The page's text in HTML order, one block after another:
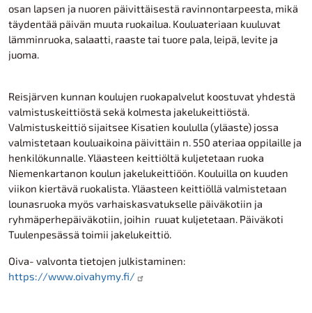
osan lapsen ja nuoren päivittäisestä ravinnontarpeesta, mikä
täydentää päivän muuta ruokailua. Kouluateriaan kuuluvat
lämminruoka, salaatti, raaste tai tuore pala, leipä, levite ja
juoma.
Reisjärven kunnan koulujen ruokapalvelut koostuvat yhdestä
valmistuskeittiöstä sekä kolmesta jakelukeittiöstä.
Valmistuskeittiö sijaitsee Kisatien koululla (yläaste) jossa
valmistetaan kouluaikoina päivittäin n. 550 ateriaa oppilaille ja
henkilökunnalle. Yläasteen keittiöltä kuljetetaan ruoka
Niemenkartanon koulun jakelukeittiöön. Kouluilla on kuuden
viikon kiertävä ruokalista. Yläasteen keittiöllä valmistetaan
lounasruoka myös varhaiskasvatukselle päiväkotiin ja
ryhmäperhepäiväkotiin, joihin ruuat kuljetetaan. Päiväkoti
Tuulenpesässä toimii jakelukeittiö.
Oiva- valvonta tietojen julkistaminen:
https://www.oivahymy.fi/